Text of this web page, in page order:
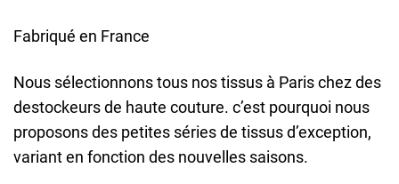
Fabriqué en France
Nous sélectionnons tous nos tissus à Paris chez des
destockeurs de haute couture. c’est pourquoi nous
proposons des petites séries de tissus d’exception,
variant en fonction des nouvelles saisons.